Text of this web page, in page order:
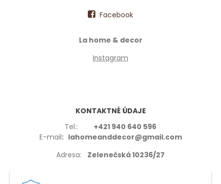
Facebook
La home & decor
Instagram
KONTAKTNÉ ÚDAJE
Tel.: +421 940 640 596
E-mail: lahomeanddecor@gmail.com
Adresa: Zelenečská 10236/27